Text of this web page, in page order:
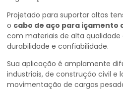
Projetado para suportar altas
o cabo de aço para içamento
com materiais de alta
durabilidade e confiabilidade.
Sua aplicação é amplamente
industriais, de construção civil e
movimentação de cargas